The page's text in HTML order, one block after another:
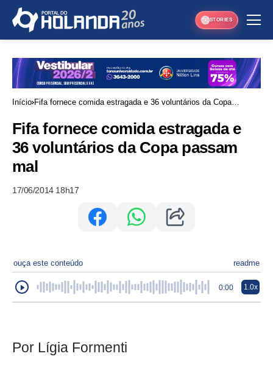
STORIES
Início Fifa fornece comida estragada e 36 voluntários da Copa
Fifa fornece comida estragada e
36 voluntários da Copa passam
mal
17/06/2014 18h17
ouça este conteúdo readme
0:00 1.0x
Por Lígia Formenti